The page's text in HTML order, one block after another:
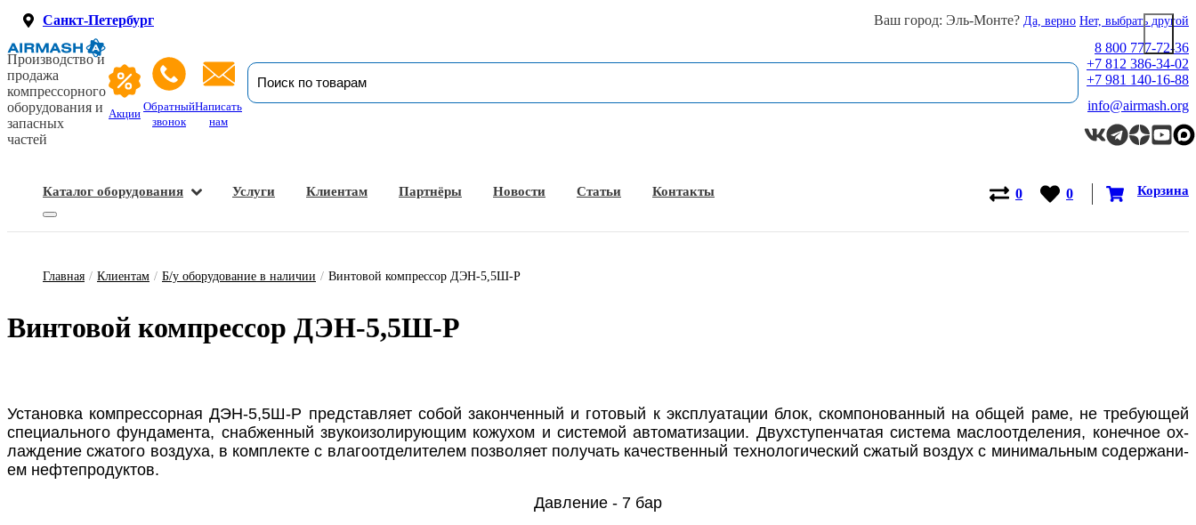
Санкт-Петербург Ваш город: Эль-Монте? Да, верно Нет, выбрать другой
Производство и
продажа
компрессорного
оборудования и
запасных
частей
Акции
Обратный
звонок
Написать
нам
8 800 777-72-36
+7 812 386-34-02
+7 981 140-16-88
info@airmash.org
Каталог оборудования Услуги Клиентам Партнёры Новости Статьи Кон­так­ты 0 0 Корзина
Главная / Клиентам / Б/у оборудование в наличии / Винтовой компрессор ДЭН-5,5Ш-Р
Винтовой ком­прес­сор ДЭН-5,5Ш-Р
Ус­та­нов­ка ком­прес­сор­ная ДЭН-5,5Ш-Р пред­став­ля­ет со­бой за­кон­чен­ный и го­то­вый к экс­плу­ата­ции блок, ском­по­но­ван­ный на об­щей ра­ме, не тре­бу­ющей
спе­ци­аль­но­го фун­да­мен­та, снаб­жен­ный зву­ко­изо­ли­ру­ющим ко­жу­хом и сис­те­мой ав­то­ма­ти­за­ции. Двух­сту­пен­ча­тая сис­те­ма мас­ло­от­де­ле­ния, ко­неч­ное ох­
лаж­де­ние сжа­то­го воз­ду­ха, в ком­плек­те с вла­го­от­де­ли­те­лем поз­во­ля­ет по­лу­чать ка­чес­твен­ный тех­но­ло­ги­чес­кий сжа­тый воз­дух с ми­ни­маль­ным со­дер­жа­ни­
ем неф­теп­ро­дук­тов.
Давление - 7 бар